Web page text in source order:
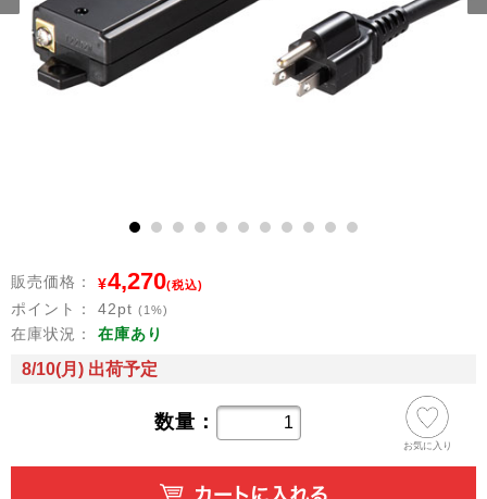
10
販売価格： ¥4,270(税込)
ポイント： 42pt (1%)
在庫状況： 在庫あり
8/10(月) 出荷予定
数量：
お気に入り